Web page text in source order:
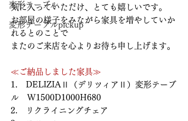
変形テーブル
変形テーブルpickup
気に入っていただけ、とても嬉しいです。
お部屋の様子をみながら家具を増やしていか
れるとのことで
またのご来店を心よりお待ち申し上げます。
≪ご納品しました家具≫
1.　DELIZIAⅡ（デリツィアⅡ）変形テーブ
ル　W1500D1000H680
2.　リクライニングチェア